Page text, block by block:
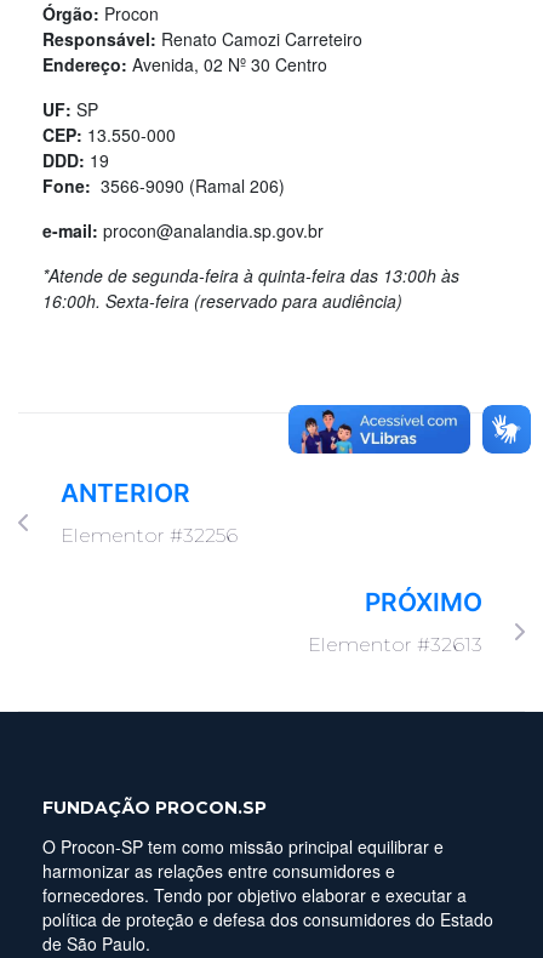
Órgão: Procon
Responsável: Renato Camozi Carreteiro
Endereço: Avenida, 02 Nº 30 Centro
UF: SP
CEP: 13.550-000
DDD: 19
Fone: 3566-9090 (Ramal 206)
e-mail: procon@analandia.sp.gov.br
*Atende de segunda-feira à quinta-feira das 13:00h às
16:00h. Sexta-feira (reservado para audiência)
ANTERIOR
Elementor #32256
PRÓXIMO
Elementor #32613
FUNDAÇÃO PROCON.SP
O Procon-SP tem como missão principal equilibrar e
harmonizar as relações entre consumidores e
fornecedores. Tendo por objetivo elaborar e executar a
política de proteção e defesa dos consumidores do Estado
de São Paulo.